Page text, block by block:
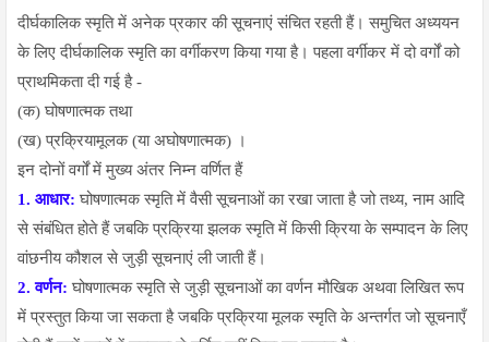
दीर्घकालिक स्मृति में अनेक प्रकार की सूचनाएं संचित रहती हैं। समुचित अध्ययन
के लिए दीर्घकालिक स्मृति का वर्गीकरण किया गया है। पहला वर्गीकर में दो वर्गों को
प्राथमिकता दी गई है -
(क) घोषणात्मक तथा
(ख) प्रक्रियामूलक (या अघोषणात्मक) ।
इन दोनों वर्गों में मुख्य अंतर निम्न वर्णित हैं
1. आधार:घोषणात्मक स्मृति में वैसी सूचनाओं का रखा जाता है जो तथ्य, नाम आदि
से संबंधित होते हैं जबकि प्रक्रिया झलक स्मृति में किसी क्रिया के सम्पादन के लिए
वांछनीय कौशल से जुड़ी सूचनाएं ली जाती हैं।
2. वर्णन:घोषणात्मक स्मृति से जुड़ी सूचनाओं का वर्णन मौखिक अथवा लिखित रूप
में प्रस्तुत किया जा सकता है जबकि प्रक्रिया मूलक स्मृति के अन्तर्गत जो सूचनाएँ